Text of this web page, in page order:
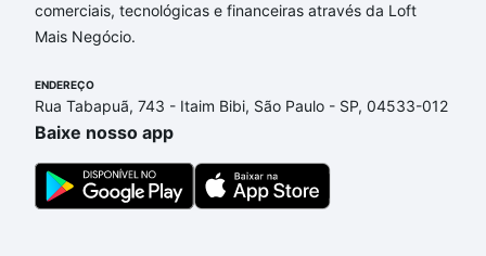
comerciais, tecnológicas e financeiras através da Loft
Mais Negócio.
ENDEREÇO
Rua Tabapuã, 743 - Itaim Bibi, São Paulo - SP, 04533-012
Baixe nosso app